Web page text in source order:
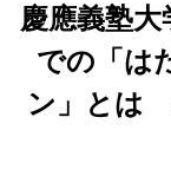
慶應義塾
での「は
ン」とは